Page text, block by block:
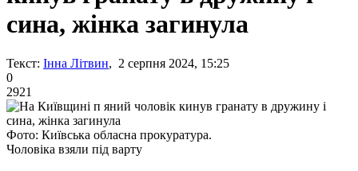
сина, жінка загинула
Текст: Інна Літвин, 2 серпня 2024, 15:25
0
2921
Фото: Київська обласна прокуратура.
Чоловіка взяли під варту